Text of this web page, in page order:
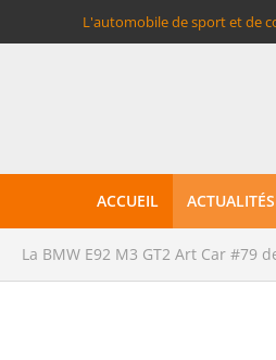
L'automobile de sport et de
ACCUEIL ACTUALITÉS
La BMW E92 M3 GT2 Art Car #79